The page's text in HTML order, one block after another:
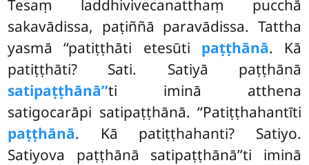
Tesaṃ laddhivivecanatthaṃ pucchā
sakavādissa, paṭiññā paravādissa. Tattha
yasmā ‘‘patiṭṭhāti etesūti paṭṭhānā. Kā
patiṭṭhāti? Sati. Satiyā paṭṭhānā
satipaṭṭhānā’’ti iminā atthena
satigocarāpi satipaṭṭhānā. ‘‘Patiṭṭhahantīti
paṭṭhānā. Kā patiṭṭhahanti? Satiyo.
Satiyova paṭṭhānā satipaṭṭhānā’’ti iminā